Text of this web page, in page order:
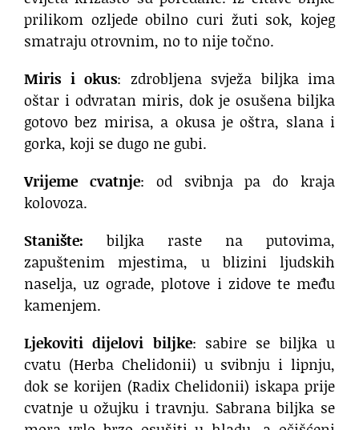
prilikom ozljede obilno curi žuti sok, kojeg
smatraju otrovnim, no to nije točno.
Miris i okus: zdrobljena svježa biljka ima
oštar i odvratan miris, dok je osušena biljka
gotovo bez mirisa, a okusa je oštra, slana i
gorka, koji se dugo ne gubi.
Vrijeme cvatnje: od svibnja pa do kraja
kolovoza.
Stanište: biljka raste na putovima,
zapuštenim mjestima, u blizini ljudskih
naselja, uz ograde, plotove i zidove te među
kamenjem.
Ljekoviti dijelovi biljke: sabire se biljka u
cvatu (Herba Chelidonii) u svibnju i lipnju,
dok se korijen (Radix Chelidonii) iskapa prije
cvatnje u ožujku i travnju. Sabrana biljka se